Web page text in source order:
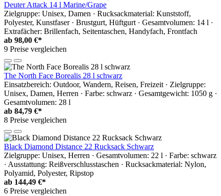
Deuter Attack 14 l Marine/Grape
Zielgruppe: Unisex, Damen · Rucksackmaterial: Kunststoff,
Polyester, Kunstfaser · Brustgurt, Hüftgurt · Gesamtvolumen: 14 l ·
Extrafächer: Brillenfach, Seitentaschen, Handyfach, Frontfach
ab 98,00 €*
9 Preise vergleichen
The North Face Borealis 28 l schwarz
Einsatzbereich: Outdoor, Wandern, Reisen, Freizeit · Zielgruppe:
Unisex, Damen, Herren · Farbe: schwarz · Gesamtgewicht: 1050 g ·
Gesamtvolumen: 28 l
ab 84,79 €*
8 Preise vergleichen
Black Diamond Distance 22 Rucksack Schwarz
Zielgruppe: Unisex, Herren · Gesamtvolumen: 22 l · Farbe: schwarz
· Ausstattung: Reißverschlusstaschen · Rucksackmaterial: Nylon,
Polyamid, Polyester, Ripstop
ab 144,49 €*
6 Preise vergleichen